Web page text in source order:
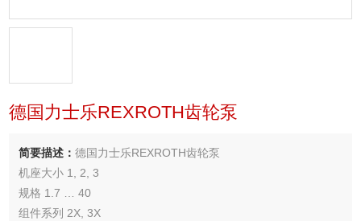
德国力士乐REXROTH齿轮泵
简要描述：德国力士乐REXROTH齿轮泵
机座大小 1, 2, 3
规格 1.7 … 40
组件系列 2X, 3X